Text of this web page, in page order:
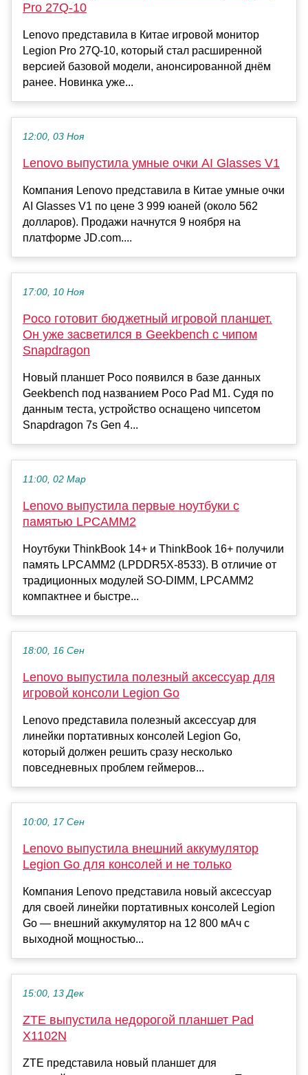
Pro 27Q-10
Lenovo представила в Китае игровой монитор
Legion Pro 27Q-10, который стал расширенной
версией базовой модели, анонсированной днём
ранее. Новинка уже...
12:00, 03 Ноя
Lenovo выпустила умные очки AI Glasses V1
Компания Lenovo представила в Китае умные очки
AI Glasses V1 по цене 3 999 юаней (около 562
долларов). Продажи начнутся 9 ноября на
платформе JD.com....
17:00, 10 Ноя
Poco готовит бюджетный игровой планшет.
Он уже засветился в Geekbench с чипом
Snapdragon
Новый планшет Poco появился в базе данных
Geekbench под названием Poco Pad M1. Судя по
данным теста, устройство оснащено чипсетом
Snapdragon 7s Gen 4...
11:00, 02 Мар
Lenovo выпустила первые ноутбуки с
памятью LPCAMM2
Ноутбуки ThinkBook 14+ и ThinkBook 16+ получили
память LPCAMM2 (LPDDR5X-8533). В отличие от
традиционных модулей SO-DIMM, LPCAMM2
компактнее и быстре...
18:00, 16 Сен
Lenovo выпустила полезный аксессуар для
игровой консоли Legion Go
Lenovo представила полезный аксессуар для
линейки портативных консолей Legion Go,
который должен решить сразу несколько
повседневных проблем геймеров...
10:00, 17 Сен
Lenovo выпустила внешний аккумулятор
Legion Go для консолей и не только
Компания Lenovo представила новый аксессуар
для своей линейки портативных консолей Legion
Go — внешний аккумулятор на 12 800 мАч с
выходной мощностью...
15:00, 13 Дек
ZTE выпустила недорогой планшет Pad
X1102N
ZTE представила новый планшет для